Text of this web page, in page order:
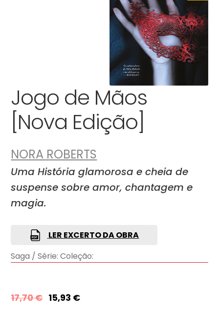
Jogo de Mãos
[Nova Edição]
NORA ROBERTS
Uma História glamorosa e cheia de
suspense sobre amor, chantagem e
magia.
LER EXCERTO DA OBRA
Saga / Série: Coleção:
17,70€ 15,93 €